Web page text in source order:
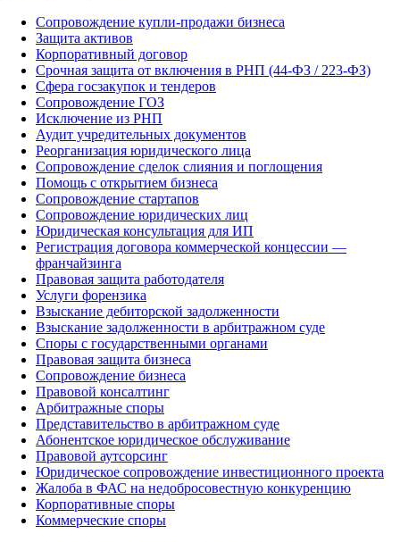
Сопровождение купли-продажи бизнеса
Защита активов
Корпоративный договор
Срочная защита от включения в РНП (44-ФЗ / 223-ФЗ)
Сфера госзакупок и тендеров
Сопровождение ГОЗ
Исключение из РНП
Аудит учредительных документов
Реорганизация юридического лица
Сопровождение сделок слияния и поглощения
Помощь с открытием бизнеса
Сопровождение стартапов
Сопровождение юридических лиц
Юридическая консультация для ИП
Регистрация договора коммерческой концессии —
франчайзинга
Правовая защита работодателя
Услуги форензика
Взыскание дебиторской задолженности
Взыскание задолженности в арбитражном суде
Споры с государственными органами
Правовая защита бизнеса
Сопровождение бизнеса
Правовой консалтинг
Арбитражные споры
Представительство в арбитражном суде
Абонентское юридическое обслуживание
Правовой аутсорсинг
Юридическое сопровождение инвестиционного проекта
Жалоба в ФАС на недобросовестную конкуренцию
Корпоративные споры
Коммерческие споры